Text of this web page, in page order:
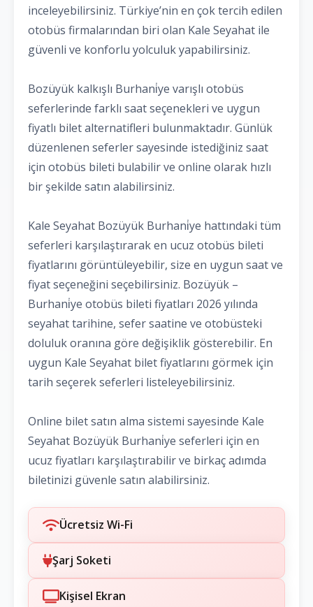
inceleyebilirsiniz. Türkiye’nin en çok tercih edilen
otobüs firmalarından biri olan Kale Seyahat ile
güvenli ve konforlu yolculuk yapabilirsiniz.
Bozüyük kalkışlı Burhani̇ye varışlı otobüs
seferlerinde farklı saat seçenekleri ve uygun
fiyatlı bilet alternatifleri bulunmaktadır. Günlük
düzenlenen seferler sayesinde istediğiniz saat
için otobüs bileti bulabilir ve online olarak hızlı
bir şekilde satın alabilirsiniz.
Kale Seyahat Bozüyük Burhani̇ye hattındaki tüm
seferleri karşılaştırarak en ucuz otobüs bileti
fiyatlarını görüntüleyebilir, size en uygun saat ve
fiyat seçeneğini seçebilirsiniz. Bozüyük –
Burhani̇ye otobüs bileti fiyatları 2026 yılında
seyahat tarihine, sefer saatine ve otobüsteki
doluluk oranına göre değişiklik gösterebilir. En
uygun Kale Seyahat bilet fiyatlarını görmek için
tarih seçerek seferleri listeleyebilirsiniz.
Online bilet satın alma sistemi sayesinde Kale
Seyahat Bozüyük Burhani̇ye seferleri için en
ucuz fiyatları karşılaştırabilir ve birkaç adımda
biletinizi güvenle satın alabilirsiniz.
Ücretsiz Wi-Fi
Şarj Soketi
Kişisel Ekran